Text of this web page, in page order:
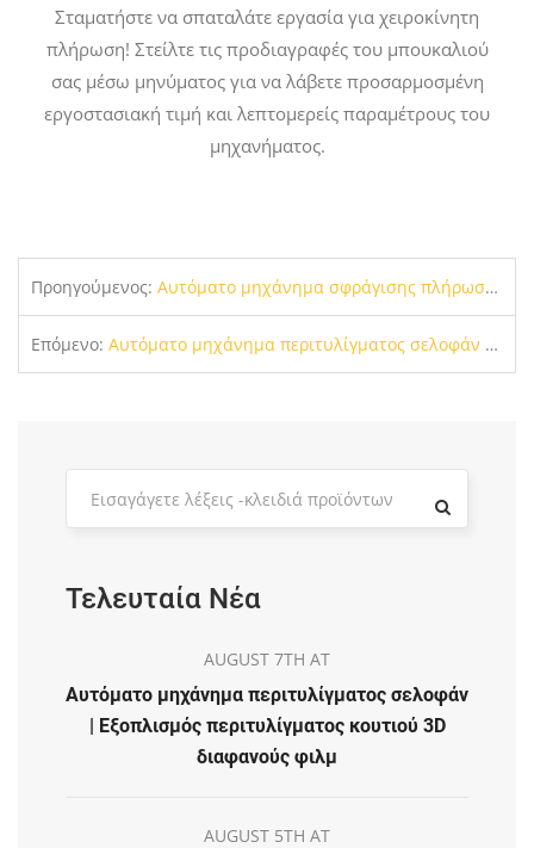
Σταματήστε να σπαταλάτε εργασία για χειροκίνητη
πλήρωση! Στείλτε τις προδιαγραφές του μπουκαλιού
σας μέσω μηνύματος για να λάβετε προσαρμοσμένη
εργοστασιακή τιμή και λεπτομερείς παραμέτρους του
μηχανήματος.
Προηγούμενος: Αυτόματο μηχάνημα σφράγισης πλήρωσης κάψουλας καφέ | ±0,5% Σκόνη υψηλής ακρίβειας & Γεμιστικό φλυτζανιών λαδιού
Επόμενο: Αυτόματο μηχάνημα περιτυλίγματος σελοφάν | Εξοπλισμός περιτυλίγματος κουτιού 3D διαφανούς φιλμ
Τελευταία Νέα
AUGUST 7TH AT
Αυτόματο μηχάνημα περιτυλίγματος σελοφάν
| Εξοπλισμός περιτυλίγματος κουτιού 3D
διαφανούς φιλμ
AUGUST 5TH AT